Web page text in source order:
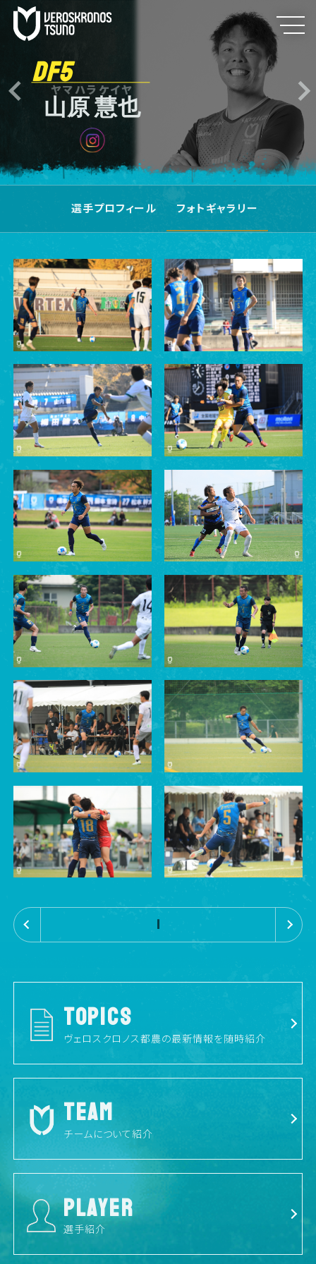
DF5ヤマハラケイヤ
山原 慧也
選手プロフィール フォトギャラリー
1 »
TOPICS
ヴェロスクロノス都農の最新情報を随時紹介
TEAM
チームについて紹介
PLAYER
選手紹介